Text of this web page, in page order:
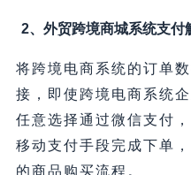
2、外贸跨境商城系统支付
将跨境电商系统的订单
接，即使跨境电商系统
任意选择通过微信支付
移动支付手段完成下单
的商品购买流程。